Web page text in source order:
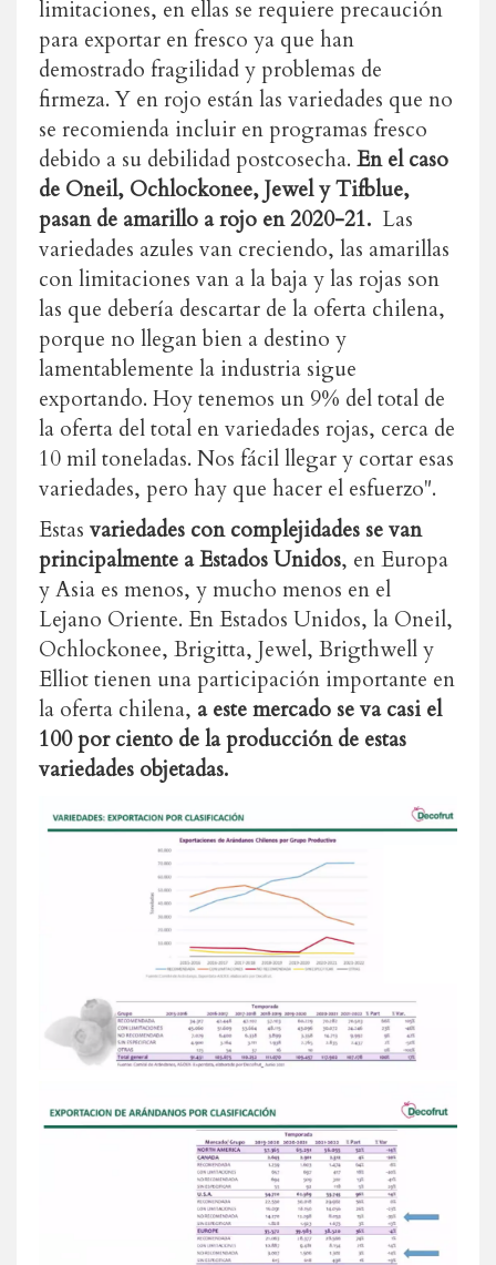
limitaciones, en ellas se requiere precaución
para exportar en fresco ya que han
demostrado fragilidad y problemas de
firmeza. Y en rojo están las variedades que no
se recomienda incluir en programas fresco
debido a su debilidad postcosecha. En el caso
de Oneil, Ochlockonee, Jewel y Tifblue,
pasan de amarillo a rojo en 2020-21. Las
variedades azules van creciendo, las amarillas
con limitaciones van a la baja y las rojas son
las que debería descartar de la oferta chilena,
porque no llegan bien a destino y
lamentablemente la industria sigue
exportando. Hoy tenemos un 9% del total de
la oferta del total en variedades rojas, cerca de
10 mil toneladas. Nos fácil llegar y cortar esas
variedades, pero hay que hacer el esfuerzo".
Estas variedades con complejidades se van
principalmente a Estados Unidos, en Europa
y Asia es menos, y mucho menos en el
Lejano Oriente. En Estados Unidos, la Oneil,
Ochlockonee, Brigitta, Jewel, Brigthwell y
Elliot tienen una participación importante en
la oferta chilena, a este mercado se va casi el
100 por ciento de la producción de estas
variedades objetadas.